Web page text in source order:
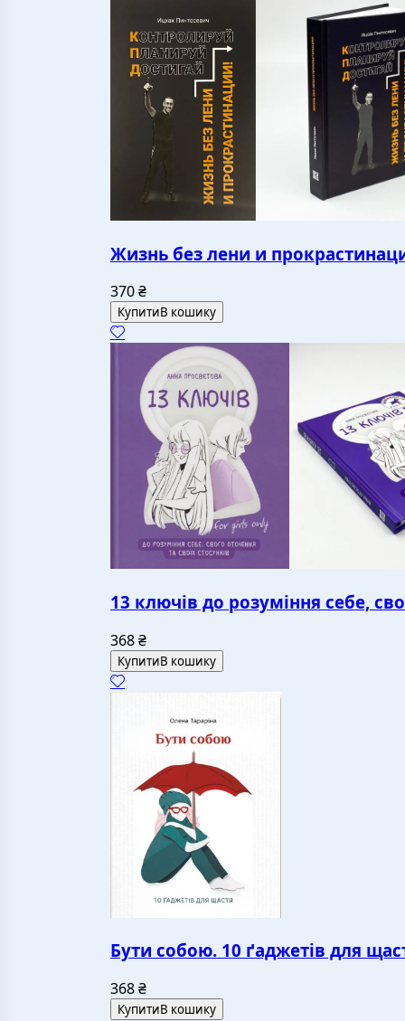
Жизнь без лени и
370₴
КупитиВ кошику
13 ключів до розуміння себе,
368₴
КупитиВ кошику
Бути собою. 10 ґаджетів для
368₴
КупитиВ кошику